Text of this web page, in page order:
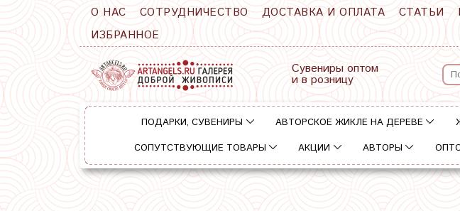
О НАС СОТРУДНИЧЕСТВО ДОСТАВКА И ОПЛАТА СТАТЬИ
ИЗБРАННОЕ
Сувениры оптом
и в розницу
ПОДАРКИ, СУВЕНИРЫ АВТОРСКОЕ ЖИКЛЕ НА ДЕРЕВЕ
СОПУТСТВУЮЩИЕ ТОВАРЫ
АКЦИИ АВТОРЫ